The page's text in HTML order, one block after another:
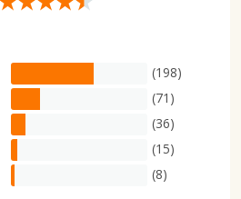
(198)
(71)
(36)
(15)
(8)